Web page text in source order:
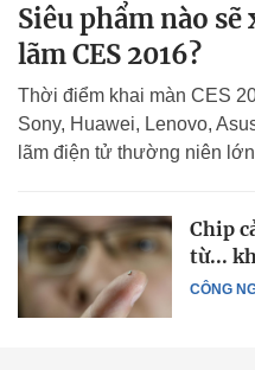
Siêu phẩm nào
lãm CES 2016?
Thời điểm khai màn CES
Sony, Huawei, Lenovo,
lãm điện tử thường niên
CÔNG
Chip
từ...